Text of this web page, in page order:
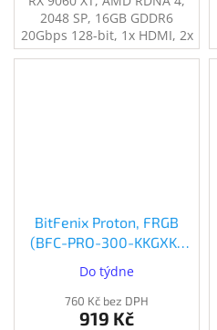
2048 SP, 16GB GDDR6
20Gbps 128-bit, 1x HDMI, 2x
DisplayPort
BitFenix Proton, FRGB
(BFC-PRO-300-KKGXK-
4F)
Do týdne
760 Kč bez DPH
919 Kč